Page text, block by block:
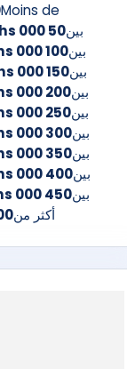
Moins de
بين50 000 Dhs
بين100 000 Dhs
بين150 000 Dhs
بين200 000 Dhs
بين250 000 Dhs
بين300 000 Dhs
بين350 000 Dhs
بين400 000 Dhs
بين450 000 Dhs
أكثر منDhs